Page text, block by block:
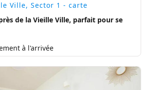
Ville, Sector 1 - carte
de la Vieille Ville, parfait pour se
à l'arrivée